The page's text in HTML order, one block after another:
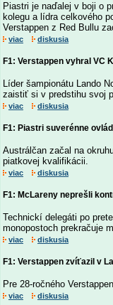
Piastri je naďalej v boji o
kolegu a lídra celkového
Verstappen z Red Bullu
viac diskusia
F1: Verstappen vyhral VC
Líder šampionátu Lando
zaistiť si v predstihu svoj
viac diskusia
F1: Piastri suverénne
Austrálčan začal na
piatkovej kvalifikácii.
viac diskusia
F1: McLareny neprešli
Technickí delegáti po
monopostoch prekračuje
viac diskusia
F1: Verstappen zvíťazil v
Pre 28-ročného
viac diskusia